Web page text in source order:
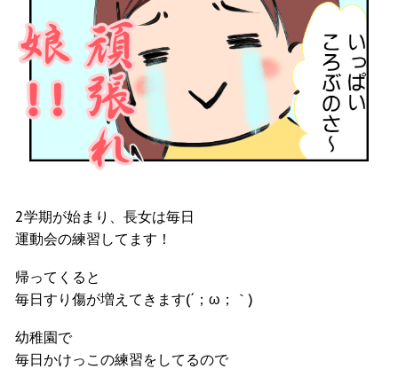
2学期が始まり、長女は毎日
運動会の練習してます！
帰ってくると
毎日すり傷が増えてきます(´；ω；｀)
幼稚園で
毎日かけっこの練習をしてるので